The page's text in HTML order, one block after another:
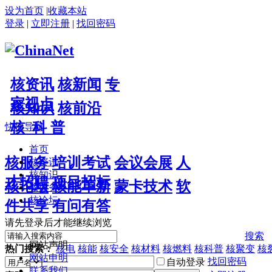
设为首页 |收藏本站
登录 | 立即注册 | 找回密码
核资讯 核新闻 专
家视点
核知识 核前沿
核 科 普
核服务 培训考试 会议会展 人
才招聘 项目招标
核论坛 核能革新 蒙卡技术 软
件共享 有问有答
搜索
热门搜索： 核电 核能 核安全 核材料 核燃料 核科普 核聚变 核
自动登录 找回密码
快捷导航
首页
核资讯
核知识
核服务
核论坛
请先登录后才能继续浏览
网站声明
网站申明